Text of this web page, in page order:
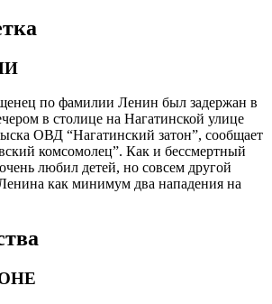
по фамилии Ленин был задержан в
в столице на Нагатинской улице
ОВД “Нагатинский затон”, сообщает
комсомолец”. Как и бессмертный
любил детей, но совсем другой
как минимум два нападения на